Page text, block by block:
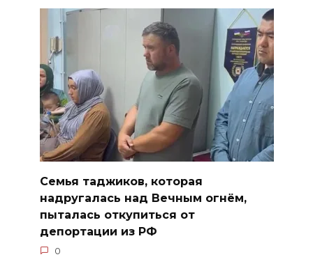
Семья таджиков, которая
надругалась над Вечным огнём,
пыталась откупиться от
депортации из РФ
0